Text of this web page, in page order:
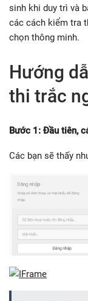
sinh khi duy trì và
các cách kiểm tra
chọn thông minh.
Hướng
thi trắc
Bước 1: Đầu tiên,
Các bạn sẽ thấy